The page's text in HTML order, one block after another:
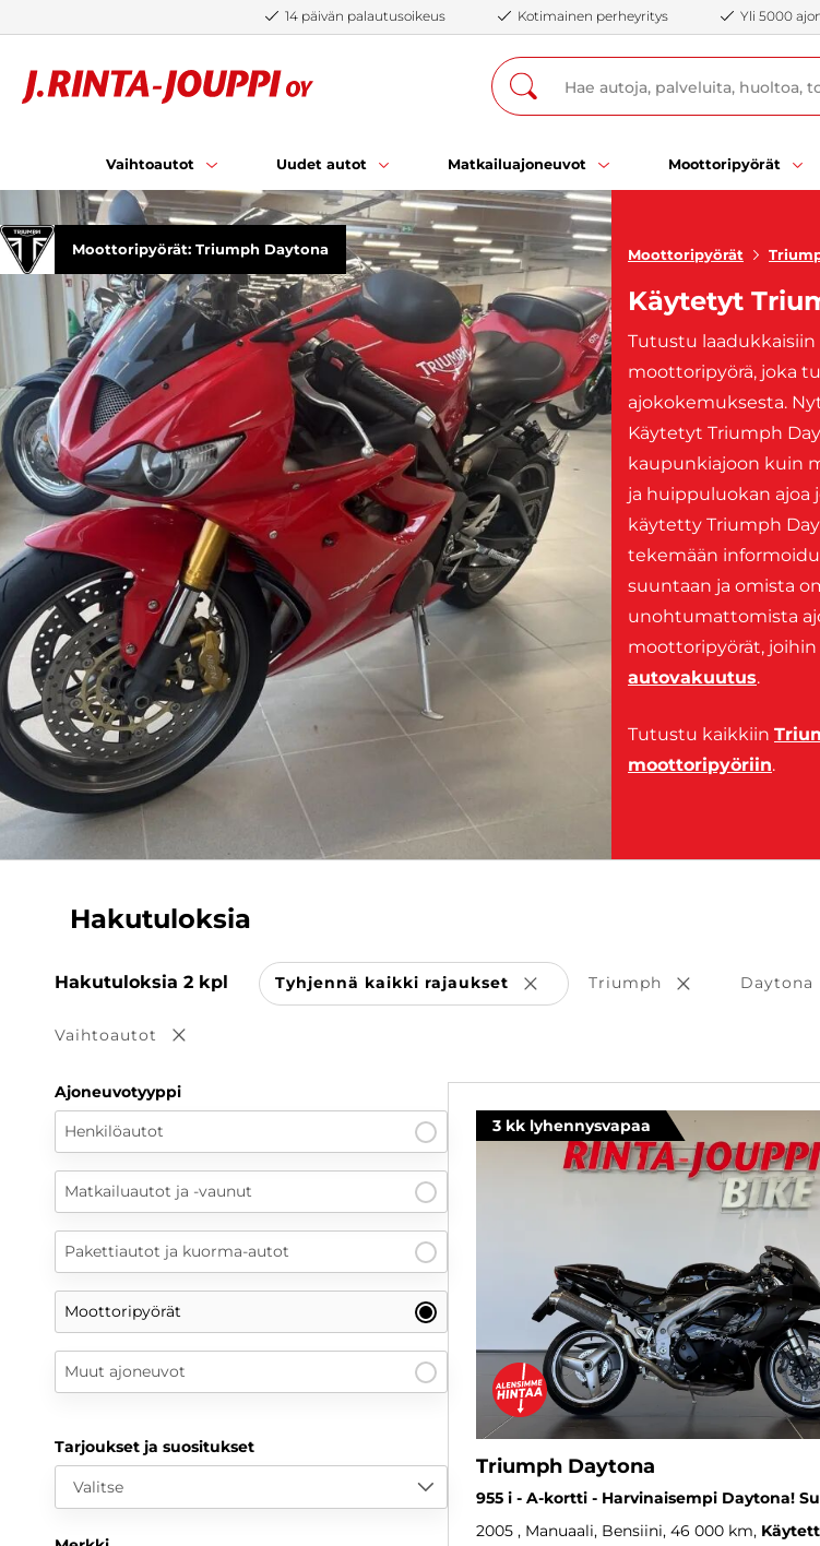
14 päivän palautusoikeus Kotimainen perheyritys Yli 5000
Vaihtoautot Uudet autot Matkailuajoneuvot Moottoripyörät
Moottoripyörät: Triumph Daytona Moottoripyörät
Käytetyt
Tutustu
moottoripyörä, joka
ajokokemuksesta.
Käytetyt Triumph
kaupunkiajoon kuin
ja huippuluokan ajoa
käytetty Triumph
tekemään
suuntaan ja omista
unohtumattomista
moottoripyörät,
autovakuutus.
Tutustu kaikkiin
moottoripyöriin.
Hakutuloksia
Hakutuloksia 2 kpl Tyhjennä kaikki rajaukset Poista valinta
Triumph Poista valinta
Daytona
Vaihtoautot Poista valinta
Ajoneuvotyyppi
Henkilöautot
Matkailuautot ja -vaunut
Pakettiautot ja kuorma-autot
Moottoripyörät
Muut ajoneuvot
Tarjoukset ja suositukset
Valitse
3 kk lyhennysvapaa
Triumph Daytona
955 i - A-kortti - Harvinaisempi Daytona!
2005 , Manuaali, Bensiini, 46 000 km